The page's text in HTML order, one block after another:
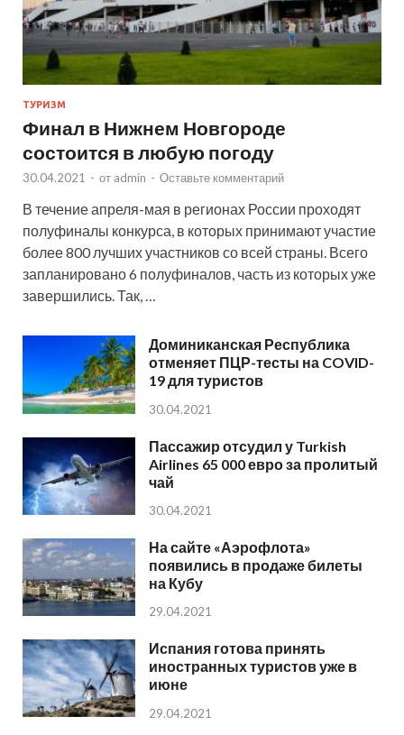
ТУРИЗМ
Финал в Нижнем Новгороде
состоится в любую погоду
30.04.2021 - от admin - Оставьте комментарий
В течение апреля-мая в регионах России проходят
полуфиналы конкурса, в которых принимают участие
более 800 лучших участников со всей страны. Всего
запланировано 6 полуфиналов, часть из которых уже
завершились. Так, …
Доминиканская Республика
отменяет ПЦР-тесты на COVID-
19 для туристов
30.04.2021
Пассажир отсудил у Turkish
Airlines 65 000 евро за пролитый
чай
30.04.2021
На сайте «Аэрофлота»
появились в продаже билеты
на Кубу
29.04.2021
Испания готова принять
иностранных туристов уже в
июне
29.04.2021